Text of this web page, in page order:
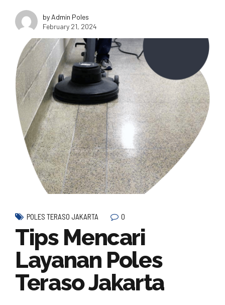
by Admin Poles
February 21, 2024
POLES TERASO JAKARTA 0
Tips Mencari
Layanan Poles
Teraso Jakarta